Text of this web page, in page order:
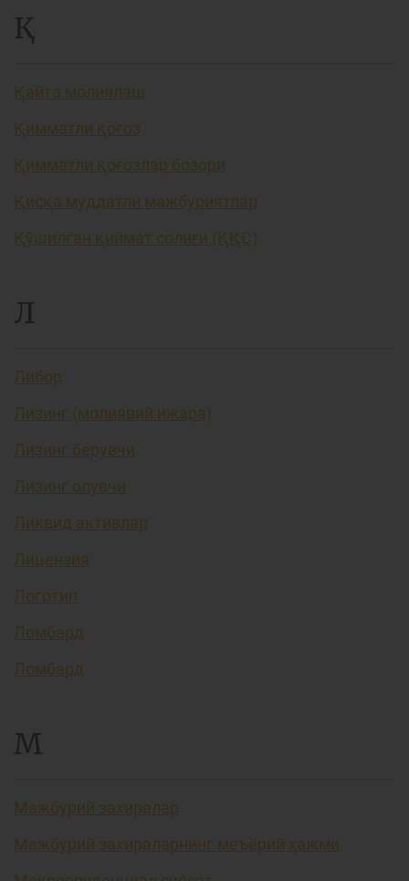
Қ
Қайта молиялаш
Қимматли қоғоз
Қимматли қоғозлар бозори
Қисқа муддатли мажбуриятлар
Қўшилган қиймат солиғи (ҚҚС)
Л
Либор
Лизинг (молиявий ижара)
Лизинг берувчи
Лизинг олувчи
Ликвид активлар
Лицензия
Логотип
Ломбард
Ломбард
М
Мажбурий захиралар
Мажбурий захираларнинг меъёрий ҳажми